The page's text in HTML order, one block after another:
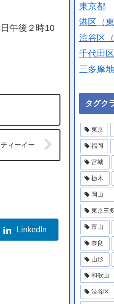
午後２時10
ィーイー
LinkedIn
東京都
港区（東
渋谷区（
千代田
三多摩
タグク
東京
福岡
宮城
栃木
岡山
東京三
富山
奈良
山形
和歌山
渋谷区